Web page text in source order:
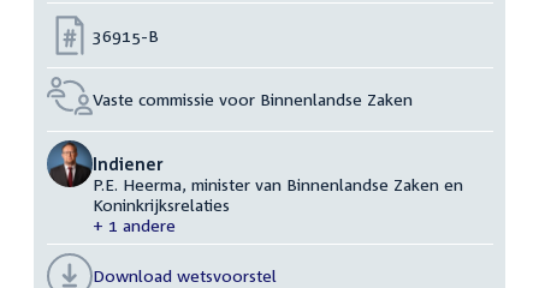
Nummer:
36915-B
Vaste commissie voor Binnenlandse Zaken
Indiener
P.E. Heerma, minister van Binnenlandse Zaken en
Koninkrijksrelaties
+ 1 andere
Download wetsvoorstel